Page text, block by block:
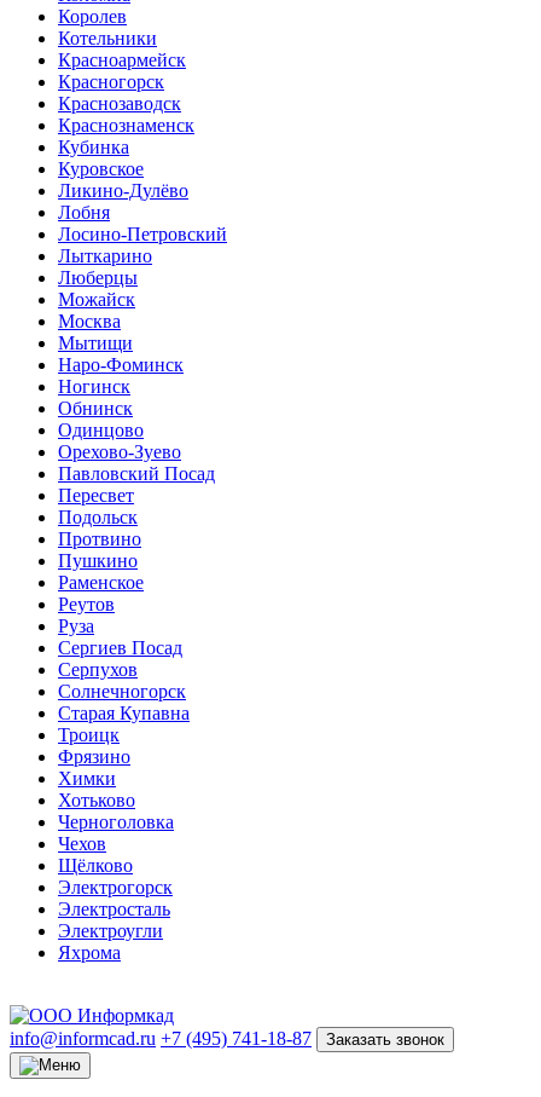
Королев
Котельники
Красноармейск
Красногорск
Краснозаводск
Краснознаменск
Кубинка
Куровское
Ликино-Дулёво
Лобня
Лосино-Петровский
Лыткарино
Люберцы
Можайск
Москва
Мытищи
Наро-Фоминск
Ногинск
Обнинск
Одинцово
Орехово-Зуево
Павловский Посад
Пересвет
Подольск
Протвино
Пушкино
Раменское
Реутов
Руза
Сергиев Посад
Серпухов
Солнечногорск
Старая Купавна
Троицк
Фрязино
Химки
Хотьково
Черноголовка
Чехов
Щёлково
Электрогорск
Электросталь
Электроугли
Яхрома
info@informcad.ru +7 (495) 741-18-87 Заказать звонок